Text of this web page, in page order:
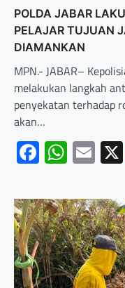
POLDA JABAR
PELAJAR TUJUAN
DIAMANKAN
MPN.- JABAR–
melakukan langkah
penyekatan terhadap
akan…
Facebook